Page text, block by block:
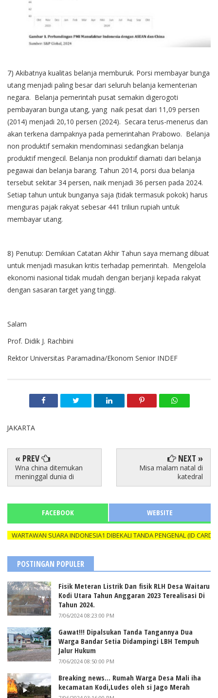
7) Akibatnya kualitas belanja memburuk. Porsi membayar bunga
utang menjadi paling besar dari seluruh belanja kementerian
negara. Belanja pemerintah pusat semakin digerogoti
pembayaran bunga utang, yang naik pesat dari 11,09 persen
(2014) menjadi 20,10 persen (2024). Secara terus-menerus dan
akan terkena dampaknya pada pemerintahan Prabowo. Belanja
non produktif semakin mendominasi sedangkan belanja
produktif mengecil. Belanja non produktif diamati dari belanja
pegawai dan belanja barang. Tahun 2014, porsi dua belanja
tersebut sekitar 34 persen, naik menjadi 36 persen pada 2024.
Setiap tahun untuk bunganya saja (tidak termasuk pokok) harus
menguras pajak rakyat sebesar 441 triliun rupiah untuk
membayar utang.
8) Penutup: Demikian Catatan Akhir Tahun saya memang dibuat
untuk menjadi masukan kritis terhadap pemerintah. Mengelola
ekonomi nasional tidak mudah dengan berjanji kepada rakyat
dengan sasaran target yang tinggi.
Salam
Prof. Didik J. Rachbini
Rektor Universitas Paramadina/Ekonom Senior INDEF
JAKARTA
« PREV
Wna china ditemukan
meninggal dunia di
NEXT »
Misa malam natal di
katedral
FACEBOOK WEBSITE
SUARA INDONESIA1 DIBEKALI TANDA PENGENAL (ID CARD)
POSTINGAN POPULER
Fisik Meteran Listrik Dan fisik RLH Desa Waitaru
Kodi Utara Tahun Anggaran 2023 Terealisasi Di
Tahun 2024.
7/06/2024 08:23:00 PM
Gawat!!! Dipalsukan Tanda Tangannya Dua
Warga Bandar Setia Didampingi LBH Tempuh
Jalur Hukum
7/06/2024 08:50:00 PM
Breaking news... Rumah Warga Desa Mali iha
kecamatan Kodi,Ludes oleh si Jago Merah